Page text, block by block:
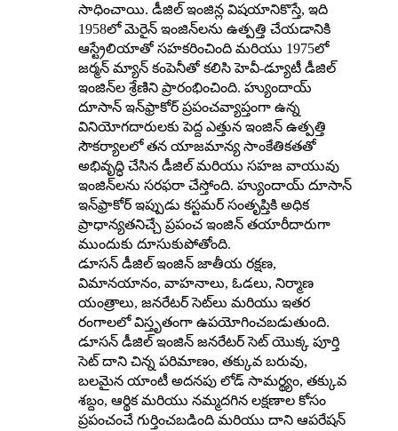
సాధించాయి. డీజిల్ ఇంజిన్ల విషయానికొస్తే, ఇది
1958లో మెరైన్ ఇంజిన్‌లను ఉత్పత్తి చేయడానికి
ఆస్ట్రేలియాతో సహకరించింది మరియు 1975లో
జర్మన్ మ్యాన్ కంపెనీతో కలిసి హెవీ-డ్యూటీ డీజిల్
ఇంజిన్‌ల శ్రేణిని ప్రారంభించింది. హ్యుందాయ్
దూసాన్ ఇన్‌ఫ్రాకోర్ ప్రపంచవ్యాప్తంగా ఉన్న
వినియోగదారులకు పెద్ద ఎత్తున ఇంజిన్ ఉత్పత్తి
సౌకర్యాలలో తన యాజమాన్య సాంకేతికతతో
అభివృద్ధి చేసిన డీజిల్ మరియు సహజ వాయువు
ఇంజిన్‌లను సరఫరా చేస్తోంది. హ్యుందాయ్ దూసాన్
ఇన్‌ఫ్రాకోర్ ఇప్పుడు కస్టమర్ సంతృప్తికి అధిక
ప్రాధాన్యతనిచ్చే ప్రపంచ ఇంజిన్ తయారీదారుగా
ముందుకు దూసుకుపోతోంది.
డూసన్ డీజిల్ ఇంజిన్ జాతీయ రక్షణ,
విమానయానం, వాహనాలు, ఓడలు, నిర్మాణ
యంత్రాలు, జనరేటర్ సెట్‌లు మరియు ఇతర
రంగాలలో విస్తృతంగా ఉపయోగించబడుతుంది.
డూసన్ డీజిల్ ఇంజిన్ జనరేటర్ సెట్ యొక్క పూర్తి
సెట్ దాని చిన్న పరిమాణం, తక్కువ బరువు,
బలమైన యాంటీ అదనపు లోడ్ సామర్థ్యం, ​​తక్కువ
శబ్దం, ఆర్థిక మరియు నమ్మదగిన లక్షణాల కోసం
ప్రపంచంచే గుర్తించబడింది మరియు దాని ఆపరేషన్